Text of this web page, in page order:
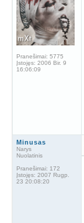
Pranešimai: 5775
Įstojęs: 2006 Bir. 9
16:06:09
Minusas
Narys
Nuolatinis
Pranešimai: 172
Įstojęs: 2007 Rugp.
23 20:08:20